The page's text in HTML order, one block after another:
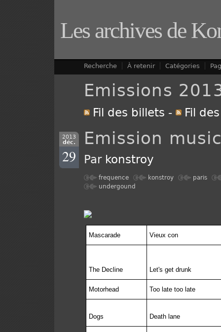
Les archives de
Recherche À retenir Catégories
Emissions
Fil des billets - Fil
2013
déc.
29
Emission
Par konstroy
frequence konstroy
paris
undergound
Mascarade Vieux con
The Decline Let's get drunk
Motorhead Too late too late
Dogs Death lane